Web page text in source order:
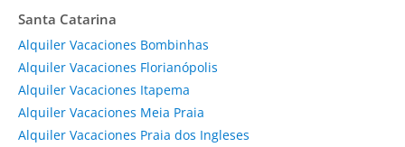
Santa Catarina
Alquiler Vacaciones Bombinhas
Alquiler Vacaciones Florianópolis
Alquiler Vacaciones Itapema
Alquiler Vacaciones Meia Praia
Alquiler Vacaciones Praia dos Ingleses